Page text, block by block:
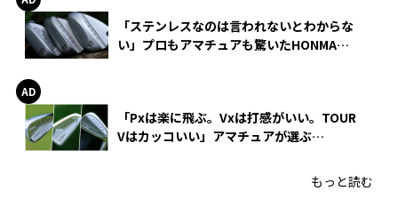
「ステンレスなのは言われないとわからな
い」プロもアマチュアも驚いたHONMA
「Pxは楽に飛ぶ。Vxは打感がいい。TOUR
Vはカッコいい」アマチュアが選ぶ
もっと読む